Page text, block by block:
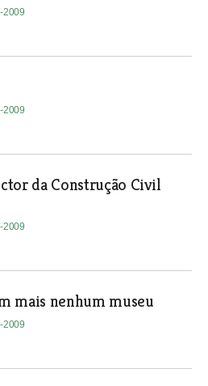
2009
2009
da Construção Civil
2009
mais nenhum museu
2009